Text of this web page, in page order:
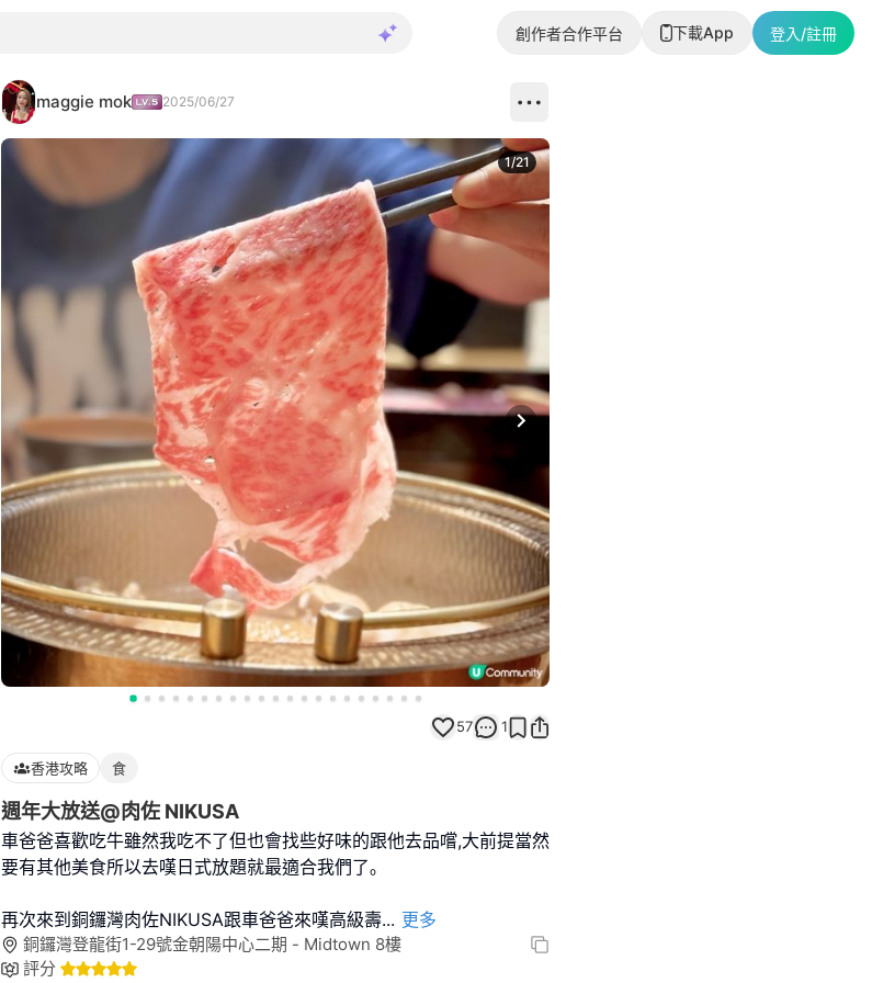
創作者合作平台 下載App 登入/註冊
maggie mok 2025/06/27
Next slide
1/21
57 1
香港攻略 食
週年大放送@肉佐 NIKUSA
車爸爸喜歡吃牛雖然我吃不了但也會找些好味的跟他去品嚐,大前提當然
要有其他美食所以去嘆日式放題就最適合我們了｡
再次來到銅鑼灣肉佐NIKUSA跟車爸爸來嘆高級壽... 更多
銅鑼灣登龍街1-29號金朝陽中心二期 - Midtown 8樓
評分